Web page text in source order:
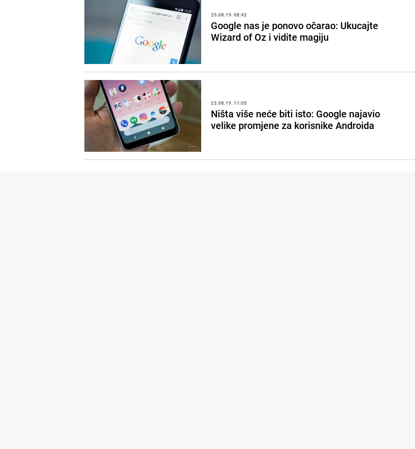
25.08.19. 08:42
Google nas je ponovo očarao: Ukucajte
Wizard of Oz i vidite magiju
23.08.19. 11:05
Ništa više neće biti isto: Google najavio
velike promjene za korisnike Androida